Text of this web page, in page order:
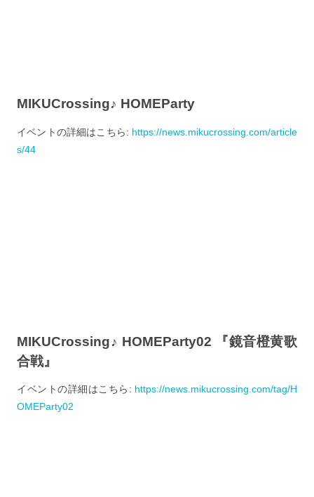
MIKUCrossing♪ HOMEParty
イベントの詳細はこちら: https://news.mikucrossing.com/article
s/44
MIKUCrossing♪ HOMEParty02 『鏡音橙黄歌
合戦』
イベントの詳細はこちら: https://news.mikucrossing.com/tag/H
OMEParty02